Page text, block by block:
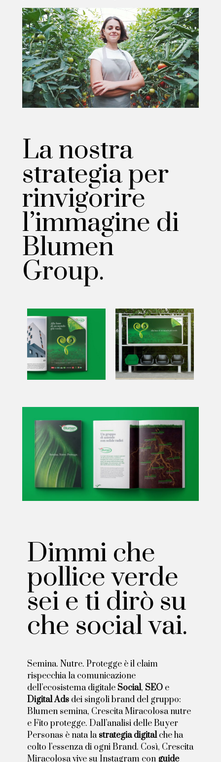
La nostra
strategia per
rinvigorire
l’immagine di
Blumen
Group.
Dimmi che
pollice verde
sei e ti dirò su
che social vai.
Semina. Nutre. Protegge è il claim
rispecchia la comunicazione
dell’ecosistema digitale Social, SEOe
Digital Adsdei singoli brand del gruppo:
Blumen semina, Crescita Miracolosa nutre
e Fito protegge. Dall’analisi delle Buyer
Personas è nata lastrategia digitalche ha
colto l’essenza di ogni Brand. Così, Crescita
Miracolosa vive su Instagram con guide